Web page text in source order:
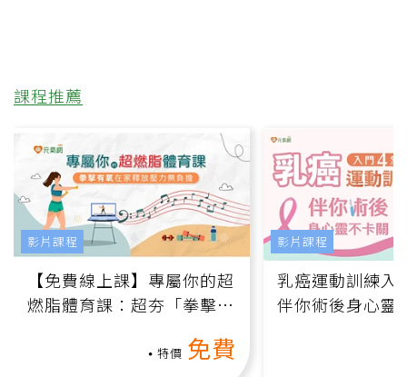
課程推薦
【免費線上課】專屬你的超
燃脂體育課：超夯「拳擊有
特價 免費
影片課程
乳癌運動訓練入
伴你術後身心靈
影片課程